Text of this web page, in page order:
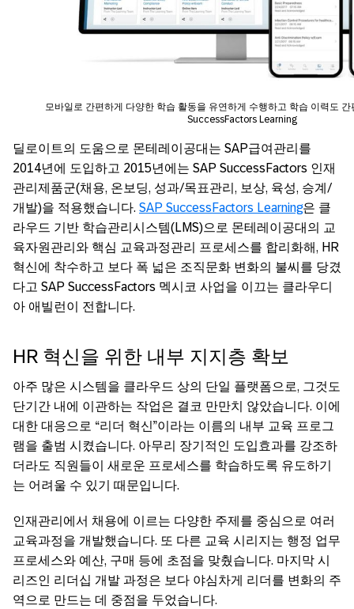
모바일로 간편하게 다양한 학습 활동을 유연하게 수행하고 학습 이력도 간
SuccessFactors Learning
딜로이트의 도움으로 몬테레이공대는 SAP급여관리를
2014년에 도입하고 2015년에는 SAP SuccessFactors 인재
관리제품군(채용, 온보딩, 성과/목표관리, 보상, 육성, 승계/
개발)을 적용했습니다. SAP SuccessFactors Learning은 클
라우드 기반 학습관리시스템(LMS)으로 몬테레이공대의 교
육자원관리와 핵심 교육과정관리 프로세스를 합리화해, HR
혁신에 착수하고 보다 폭 넓은 조직문화 변화의 불씨를 당겼
다고 SAP SuccessFactors 멕시코 사업을 이끄는 클라우디
아 애빌런이 전합니다.
HR 혁신을 위한 내부 지지층 확보
아주 많은 시스템을 클라우드 상의 단일 플랫폼으로, 그것도
단기간 내에 이관하는 작업은 결코 만만치 않았습니다. 이에
대한 대응으로 “리더 혁신”이라는 이름의 내부 교육 프로그
램을 출범 시켰습니다. 아무리 장기적인 도입효과를 강조하
더라도 직원들이 새로운 프로세스를 학습하도록 유도하기
는 어려울 수 있기 때문입니다.
인재관리에서 채용에 이르는 다양한 주제를 중심으로 여러
교육과정을 개발했습니다. 또 다른 교육 시리지는 행정 업무
프로세스와 예산, 구매 등에 초점을 맞췄습니다. 마지막 시
리즈인 리더십 개발 과정은 보다 야심차게 리더를 변화의 주
역으로 만드는 데 중점을 두었습니다.